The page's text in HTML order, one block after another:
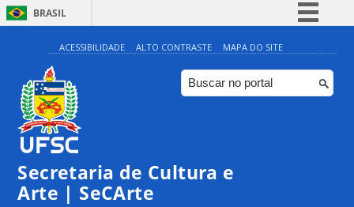
BRASIL
Simplifique!
Comunica BR
Participe
ACESSIBILIDADE ALTO CONTRASTE MAPA DO SITE
Secretaria de Cultura e
Arte | SeCArte
0:00
1:00